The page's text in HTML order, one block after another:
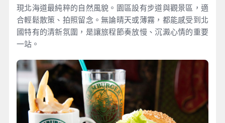
現北海道最純粹的自然風貌。園區設有步道與觀景區，適
合輕鬆散策、拍照留念。無論晴天或薄霧，都能感受到北
國特有的清新氛圍，是讓旅程節奏放慢、沉澱心情的重要
一站。